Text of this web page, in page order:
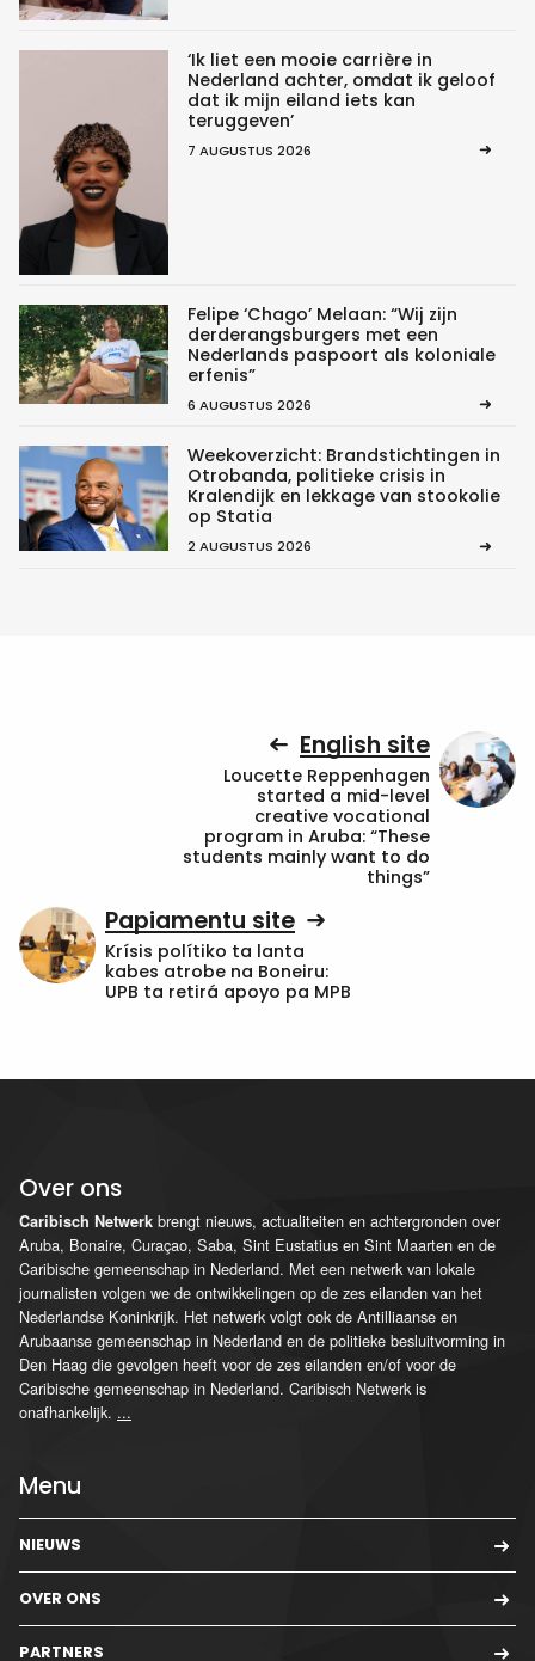
‘Ik liet een mooie carrière in
Nederland achter, omdat ik geloof
dat ik mijn eiland iets kan
teruggeven’
7 AUGUSTUS 2026
Felipe ‘Chago’ Melaan: “Wij zijn
derderangsburgers met een
Nederlands paspoort als koloniale
erfenis”
6 AUGUSTUS 2026
Weekoverzicht: Brandstichtingen in
Otrobanda, politieke crisis in
Kralendijk en lekkage van stookolie
op Statia
2 AUGUSTUS 2026
English site
Loucette Reppenhagen
started a mid-level
creative vocational
program in Aruba: “These
students mainly want to do
things”
Papiamentu site
Krísis polítiko ta lanta
kabes atrobe na Boneiru:
UPB ta retirá apoyo pa MPB
Over ons
Caribisch Netwerk brengt nieuws, actualiteiten en achtergronden over
Aruba, Bonaire, Curaçao, Saba, Sint Eustatius en Sint Maarten en de
Caribische gemeenschap in Nederland. Met een netwerk van lokale
journalisten volgen we de ontwikkelingen op de zes eilanden van het
Nederlandse Koninkrijk. Het netwerk volgt ook de Antilliaanse en
Arubaanse gemeenschap in Nederland en de politieke besluitvorming in
Den Haag die gevolgen heeft voor de zes eilanden en/of voor de
Caribische gemeenschap in Nederland. Caribisch Netwerk is
onafhankelijk. ...
Menu
NIEUWS
OVER ONS
PARTNERS